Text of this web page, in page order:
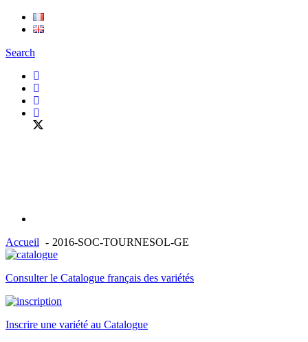
Search
Accueil 2016-SOC-TOURNESOL-GE
Consulter le Catalogue français des variétés
Inscrire une variété au Catalogue